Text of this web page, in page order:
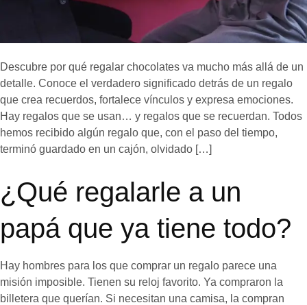
Descubre por qué regalar chocolates va mucho más allá de un
detalle. Conoce el verdadero significado detrás de un regalo
que crea recuerdos, fortalece vínculos y expresa emociones.
Hay regalos que se usan… y regalos que se recuerdan. Todos
hemos recibido algún regalo que, con el paso del tiempo,
terminó guardado en un cajón, olvidado […]
¿Qué regalarle a un
papá que ya tiene todo?
Hay hombres para los que comprar un regalo parece una
misión imposible. Tienen su reloj favorito. Ya compraron la
billetera que querían. Si necesitan una camisa, la compran